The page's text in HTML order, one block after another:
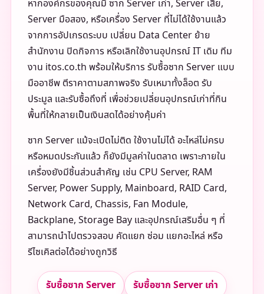
หากองค์กรของคุณมี ซาก Server เก่า, Server เสีย,
Server มือสอง, หรือเครื่อง Server ที่ไม่ได้ใช้งานแล้ว
จากการอัปเกรดระบบ เปลี่ยน Data Center ย้าย
สำนักงาน ปิดกิจการ หรือเลิกใช้งานอุปกรณ์ IT เดิม ทีม
งาน itos.co.th พร้อมให้บริการ รับซื้อซาก Server แบบ
มืออาชีพ ตีราคาตามสภาพจริง รับเหมาทั้งล็อต รับ
ประมูล และรับซื้อถึงที่ เพื่อช่วยเปลี่ยนอุปกรณ์เก่าที่กิน
พื้นที่ให้กลายเป็นเงินสดได้อย่างคุ้มค่า
ซาก Server แม้จะเปิดไม่ติด ใช้งานไม่ได้ อะไหล่ไม่ครบ
หรือหมดประกันแล้ว ก็ยังมีมูลค่าในตลาด เพราะภายใน
เครื่องยังมีชิ้นส่วนสำคัญ เช่น CPU Server, RAM
Server, Power Supply, Mainboard, RAID Card,
Network Card, Chassis, Fan Module,
Backplane, Storage Bay และอุปกรณ์เสริมอื่น ๆ ที่
สามารถนำไปตรวจสอบ คัดแยก ซ่อม แยกอะไหล่ หรือ
รีไซเคิลต่อได้อย่างถูกวิธี
รับซื้อซาก Server รับซื้อซาก Server เก่า